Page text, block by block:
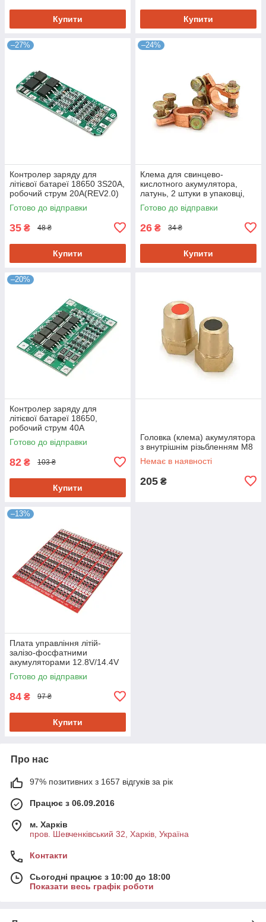
Купити Купити
–27%
Контролер заряду для
літієвої батареї 18650 3S20A,
робочий струм 20A(REV2.0)
Готово до відправки
35 ₴ 48 ₴
Купити
–24%
Клема для свинцево-
кислотного акумулятора,
латунь, 2 штуки в упаковці,
ціна за 1 шт
Готово до відправки
26 ₴ 34 ₴
Купити
–20%
Контролер заряду для
літієвої батареї 18650,
робочий струм 40A
Готово до відправки
82 ₴ 103 ₴
Купити
Головка (клема) акумулятора
з внутрішнім різьбленням М8
Немає в наявності
205 ₴
–13%
Плата управління літій-
залізо-фосфатними
акумуляторами 12.8V/14.4V
Готово до відправки
84 ₴ 97 ₴
Купити
Про нас
97% позитивних з 1657 відгуків за рік
Працює з 06.09.2016
м. Харків
пров. Шевченківський 32, Харків, Україна
Контакти
Сьогодні працює з 10:00 до 18:00
Показати весь графік роботи